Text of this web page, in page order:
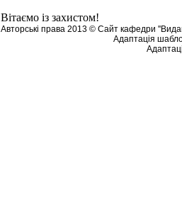
Вітаємо із захистом!
Авторські права 2013 © Сайт кафедри
Адаптація